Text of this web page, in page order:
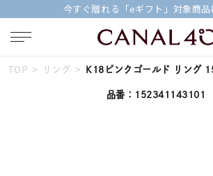
今すぐ贈れる「eギフト」対象商品
キーワ
TOP リング K18ピンクゴールド リング
品番：152341143101